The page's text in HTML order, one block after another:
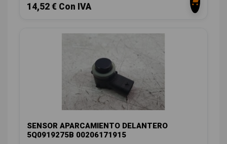
14,52 € Con IVA
SENSOR APARCAMIENTO DELANTERO
5Q0919275B 00206171915